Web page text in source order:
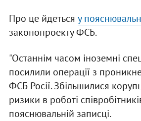
Про це йдеться у
законопроекту ФСБ.
"Останнім часом іноземні
посилили операції з
ФСБ Росії. Збільшилися
ризики в роботі
пояснювальній записці.